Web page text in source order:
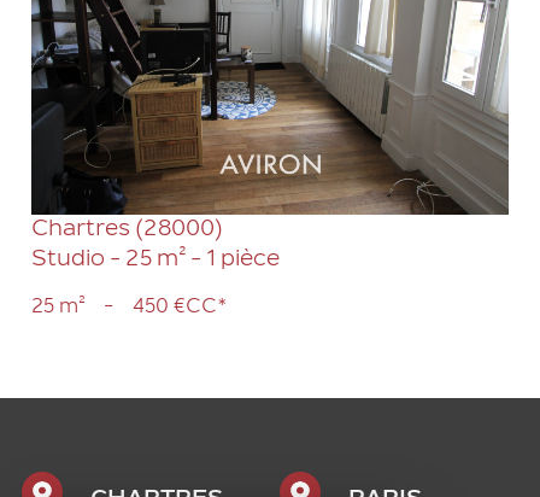
VOIR LE BIEN
Chartres (28000)
Studio - 25 m² - 1 pièce
25 m² - 450 €CC*